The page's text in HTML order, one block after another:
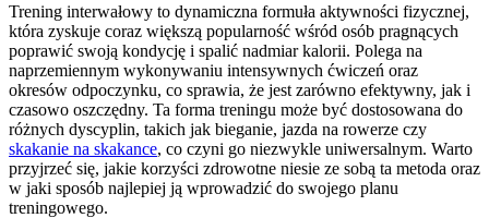
Trening interwałowy to dynamiczna formuła aktywności fizycznej,
która zyskuje coraz większą popularność wśród osób pragnących
poprawić swoją kondycję i spalić nadmiar kalorii. Polega na
naprzemiennym wykonywaniu intensywnych ćwiczeń oraz
okresów odpoczynku, co sprawia, że jest zarówno efektywny, jak i
czasowo oszczędny. Ta forma treningu może być dostosowana do
różnych dyscyplin, takich jak bieganie, jazda na rowerze czy
skakanie na skakance, co czyni go niezwykle uniwersalnym. Warto
przyjrzeć się, jakie korzyści zdrowotne niesie ze sobą ta metoda oraz
w jaki sposób najlepiej ją wprowadzić do swojego planu
treningowego.